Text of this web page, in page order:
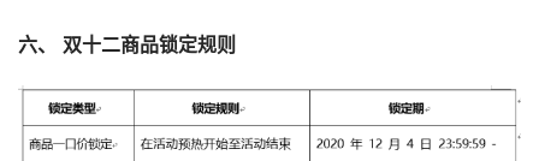
六、 双十二商品锁定规则